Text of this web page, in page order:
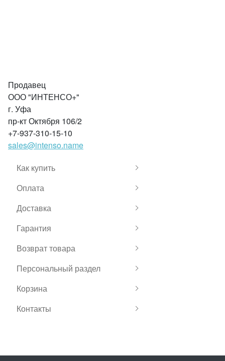
Продавец
ООО "ИНТЕНСО+"
г. Уфа
пр-кт Октября 106/2
+7-937-310-15-10
sales@intenso.name
Как купить
Оплата
Доставка
Гарантия
Возврат товара
Персональный раздел
Корзина
Контакты